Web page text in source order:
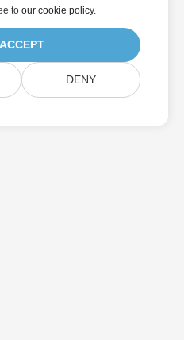
to our cookie policy.
ACCEPT
DENY